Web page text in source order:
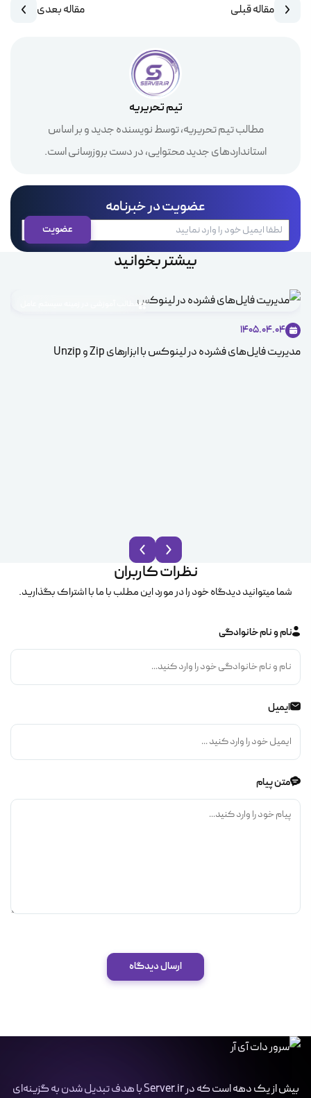
مقاله قبلی مقاله بعدی
تیم تحریریه
مطالب تیم تحریریه، توسط نویسنده جدید و بر اساس
استانداردهای جدید محتوایی، در دست بروزرسانی است.
عضویت در خبرنامه
بیشتر بخوانید
مطالب آموزشی در زمینه سیستم عامل
1405.04.04
مدیریت فایل‌های فشرده در لینوکس با ابزارهای Zip و Unzip
نظرات کاربران
شما میتوانید دیدگاه خود را در مورد این مطلب با ما با اشتراک بگذارید.
نام و نام خانوادگی
ایمیل
متن پیام
ارسال دیدگاه
بیش از یک دهه است که در Server.ir با هدف تبدیل شدن به گزینه‌ای